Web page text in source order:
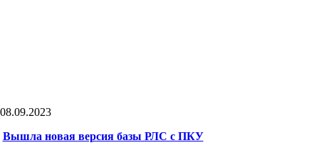
08.09.2023
Вышла новая версия базы РЛС с ПКУ